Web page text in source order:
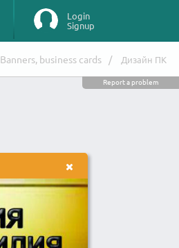
Login
Signup
Banners, business cards Дизайн ПК
Report a problem